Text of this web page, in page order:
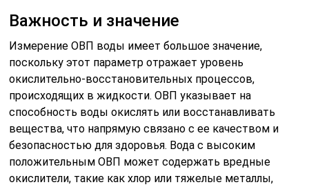
Важность и значение
Измерение ОВП воды имеет большое значение,
поскольку этот параметр отражает уровень
окислительно-восстановительных процессов,
происходящих в жидкости. ОВП указывает на
способность воды окислять или восстанавливать
вещества, что напрямую связано с ее качеством и
безопасностью для здоровья. Вода с высоким
положительным ОВП может содержать вредные
окислители, такие как хлор или тяжелые металлы,